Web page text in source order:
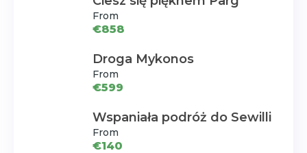
From
€858
Droga Mykonos
From
€599
Wspaniała podróż do Sewilli
From
€140